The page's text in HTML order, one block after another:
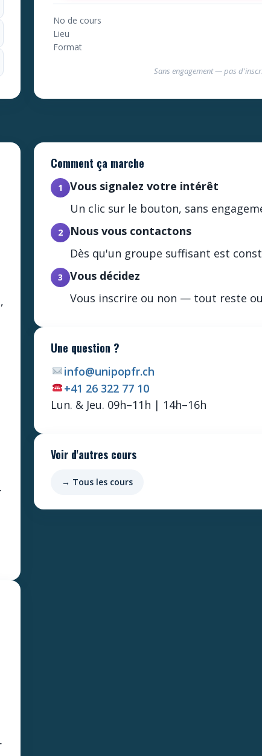
No de cours
Lieu
Format
Sans engagement — pas
Comment ça marche
1
Vous signalez votre intérêt
Un clic sur le bouton, sans
2
Nous vous contactons
Dès qu'un groupe suffisant est
3
Vous décidez
Vous inscrire ou non — tout reste
Une question ?
info@unipopfr.ch
+41 26 322 77 10
Lun. & Jeu. 09h–11h | 14h–16h
Voir d'autres cours
→ Tous les cours